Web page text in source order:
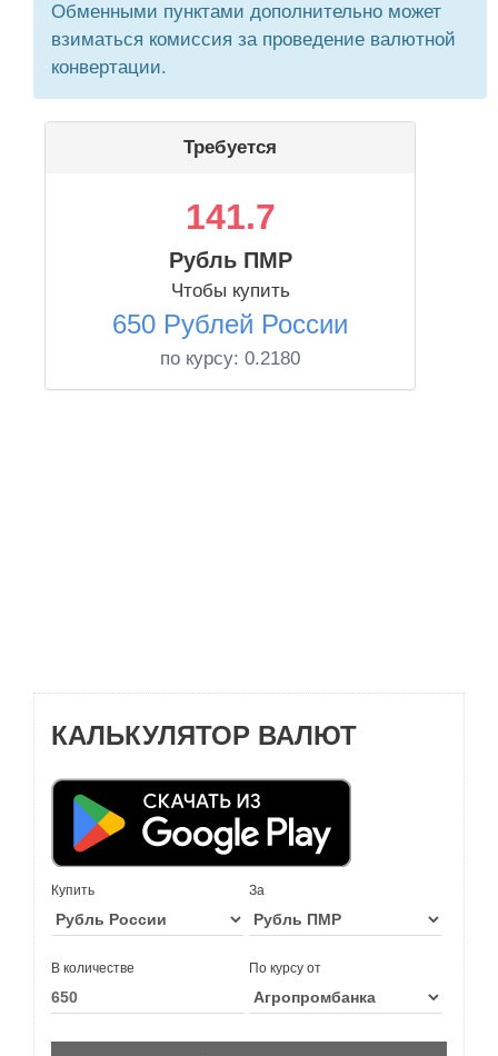
Обменными пунктами дополнительно может
взиматься комиссия за проведение валютной
конвертации.
Требуется
141.7
Рубль ПМР
Чтобы купить
650 Рублей России
по курсу: 0.2180
КАЛЬКУЛЯТОР ВАЛЮТ
Купить За
В количестве По курсу от